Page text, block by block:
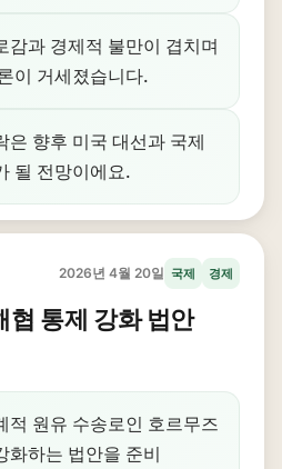
감과 경제적 불만이 겹치며
이 거세졌습니다.
은 향후 미국 대선과 국제
될 전망이에요.
2026년 4월 20일 국제 경제
협 통제 강화 법안
적 원유 수송로인 호르무즈
화하는 법안을 준비